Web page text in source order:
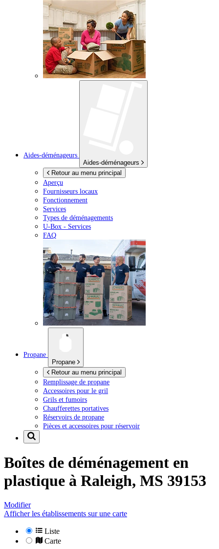
Aides-déménageurs
Aides-déménageurs
Retour au menu principal
Aperçu
Fournisseurs locaux
Fonctionnement
Services
Types de déménagements
U-Box - Services
FAQ
Propane
Propane
Retour au menu principal
Remplissage de propane
Accessoires pour le gril
Grils et fumoirs
Chaufferettes portatives
Réservoirs de propane
Pièces et accessoires pour réservoir
Boîtes de déménagement en
plastique à Raleigh, MS 39153
Modifier
Afficher les établissements sur une carte
Liste
Carte